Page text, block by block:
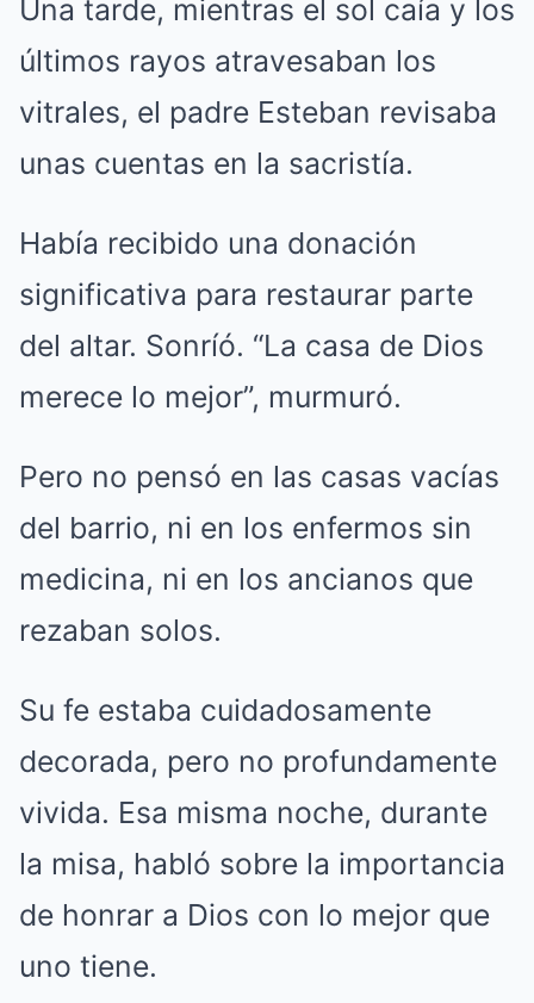
Una tarde, mientras el sol caía y los
últimos rayos atravesaban los
vitrales, el padre Esteban revisaba
unas cuentas en la sacristía.
Había recibido una donación
significativa para restaurar parte
del altar. Sonríó. “La casa de Dios
merece lo mejor”, murmuró.
Pero no pensó en las casas vacías
del barrio, ni en los enfermos sin
medicina, ni en los ancianos que
rezaban solos.
Su fe estaba cuidadosamente
decorada, pero no profundamente
vivida. Esa misma noche, durante
la misa, habló sobre la importancia
de honrar a Dios con lo mejor que
uno tiene.